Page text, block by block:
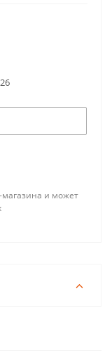
магазина и может